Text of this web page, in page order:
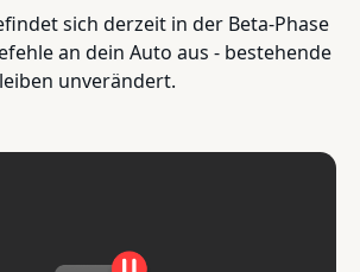
sich derzeit in der Beta-Phase
an dein Auto aus - bestehende
unverändert.